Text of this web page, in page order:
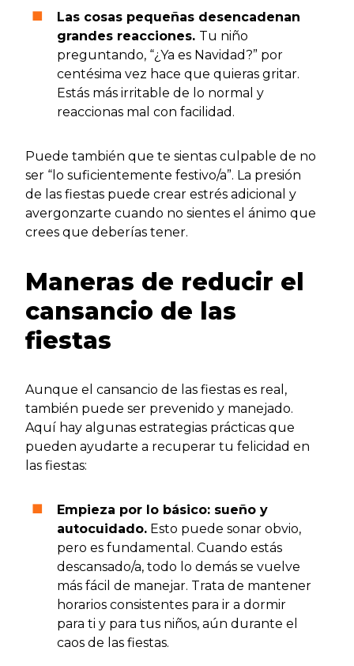
Las cosas pequeñas desencadenan
grandes reacciones. Tu niño
preguntando, “¿Ya es Navidad?” por
centésima vez hace que quieras gritar.
Estás más irritable de lo normal y
reaccionas mal con facilidad.
Puede también que te sientas culpable de no
ser “lo suficientemente festivo/a”. La presión
de las fiestas puede crear estrés adicional y
avergonzarte cuando no sientes el ánimo que
crees que deberías tener.
Maneras de reducir el
cansancio de las
fiestas
Aunque el cansancio de las fiestas es real,
también puede ser prevenido y manejado.
Aquí hay algunas estrategias prácticas que
pueden ayudarte a recuperar tu felicidad en
las fiestas:
Empieza por lo básico: sueño y
autocuidado. Esto puede sonar obvio,
pero es fundamental. Cuando estás
descansado/a, todo lo demás se vuelve
más fácil de manejar. Trata de mantener
horarios consistentes para ir a dormir
para ti y para tus niños, aún durante el
caos de las fiestas.